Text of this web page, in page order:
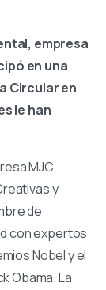
empresa
en una
Circular en
le han
MJC
y
de
con expertos
Nobel y el
Obama. La